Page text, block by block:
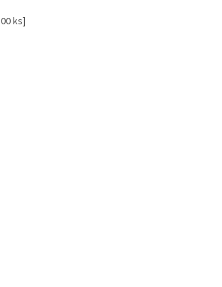
ks]